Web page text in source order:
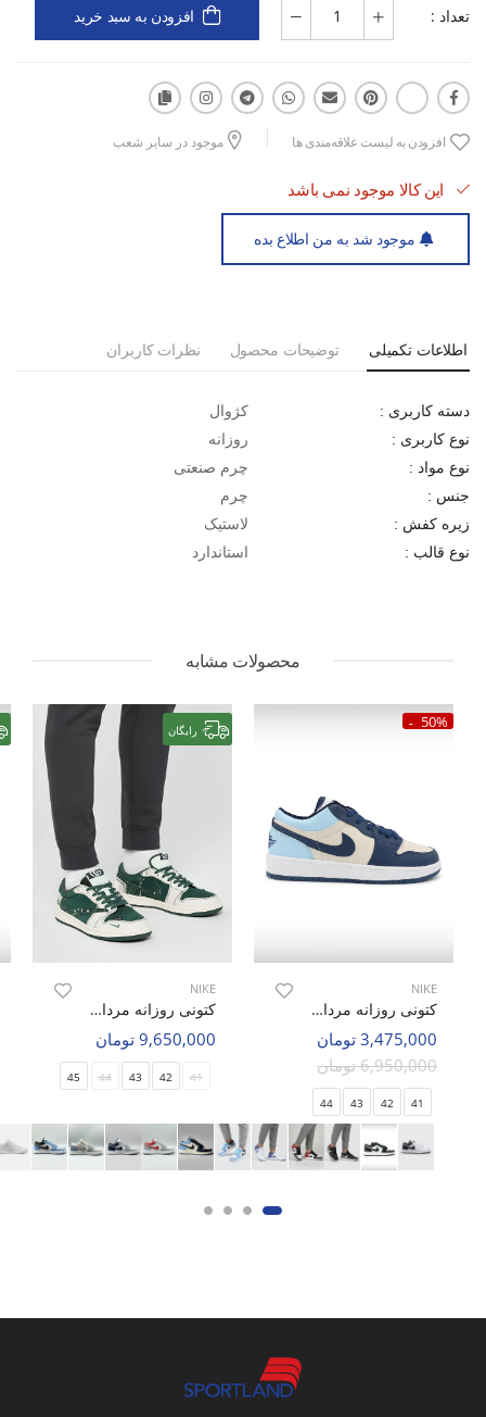
تعداد : افزودن به سبد خرید
افزودن به لیست علاقه‌مندی ها موجود در سایر شعب
این کالا موجود نمی باشد
موجود شد به من اطلاع بده
اطلاعات تکمیلی توضیحات محصول نظرات کاربران
دسته کاربری : کژوال
نوع کاربری : روزانه
نوع مواد : چرم صنعتی
جنس : چرم
زیره کفش : لاستیک
نوع قالب : استاندارد
محصولات مشابه
50%
NIKE
کتونی روزانه مردانه نایک Nike Air Jordan 1 Low LX M
3,475,000 تومان
6,950,000 تومان
41
42
43
44
رایگان
NIKE
کتونی روزانه مردانه نایک Nike Air Jordan 1 Travis Scott Supreme M
9,650,000 تومان
41
42
43
44
45